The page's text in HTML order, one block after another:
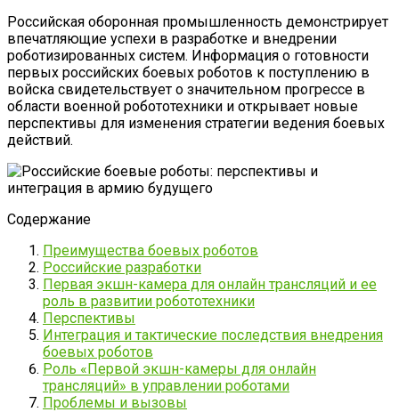
Российская оборонная промышленность демонстрирует
впечатляющие успехи в разработке и внедрении
роботизированных систем. Информация о готовности
первых российских боевых роботов к поступлению в
войска свидетельствует о значительном прогрессе в
области военной робототехники и открывает новые
перспективы для изменения стратегии ведения боевых
действий.
Содержание
Преимущества боевых роботов
Российские разработки
Первая экшн-камера для онлайн трансляций и ее
роль в развитии робототехники
Перспективы
Интеграция и тактические последствия внедрения
боевых роботов
Роль «Первой экшн-камеры для онлайн
трансляций» в управлении роботами
Проблемы и вызовы